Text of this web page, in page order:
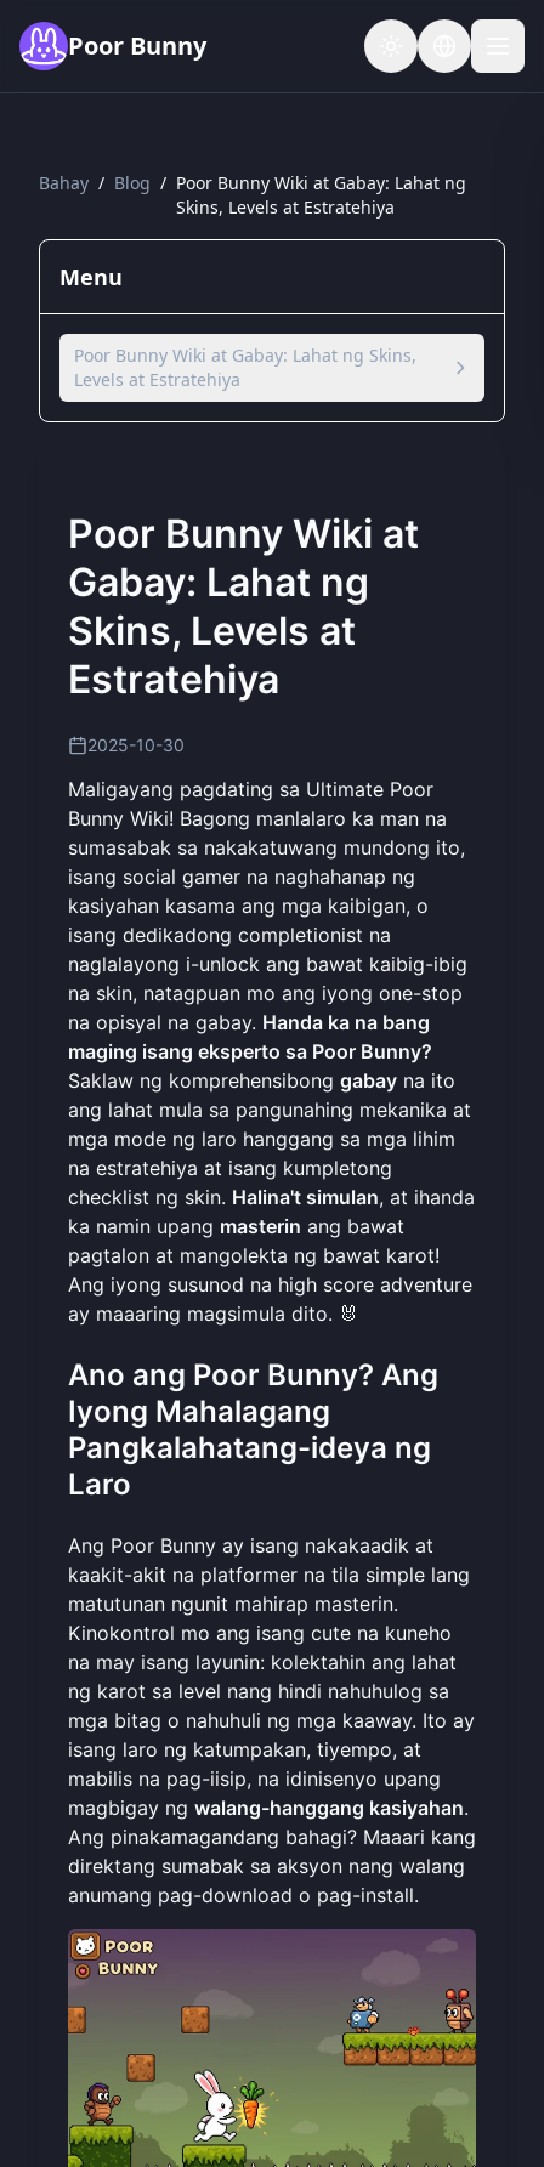
Poor Bunny
Bahay / Blog / Poor Bunny Wiki at Gabay: Lahat ng
Skins, Levels at Estratehiya
Menu
Poor Bunny Wiki at Gabay: Lahat ng Skins,
Levels at Estratehiya
Poor Bunny Wiki at
Gabay: Lahat ng
Skins, Levels at
Estratehiya
2025-10-30
Maligayang pagdating sa Ultimate Poor
Bunny Wiki! Bagong manlalaro ka man na
sumasabak sa nakakatuwang mundong ito,
isang social gamer na naghahanap ng
kasiyahan kasama ang mga kaibigan, o
isang dedikadong completionist na
naglalayong i-unlock ang bawat kaibig-ibig
na skin, natagpuan mo ang iyong one-stop
na opisyal na gabay. Handa ka na bang
maging isang eksperto sa Poor Bunny?
Saklaw ng komprehensibong gabay na ito
ang lahat mula sa pangunahing mekanika at
mga mode ng laro hanggang sa mga lihim
na estratehiya at isang kumpletong
checklist ng skin. Halina't simulan, at ihanda
ka namin upang masterin ang bawat
pagtalon at mangolekta ng bawat karot!
Ang iyong susunod na high score adventure
ay maaaring magsimula dito. 🐰
Ano ang Poor Bunny? Ang
Iyong Mahalagang
Pangkalahatang-ideya ng
Laro
Ang Poor Bunny ay isang nakakaadik at
kaakit-akit na platformer na tila simple lang
matutunan ngunit mahirap masterin.
Kinokontrol mo ang isang cute na kuneho
na may isang layunin: kolektahin ang lahat
ng karot sa level nang hindi nahuhulog sa
mga bitag o nahuhuli ng mga kaaway. Ito ay
isang laro ng katumpakan, tiyempo, at
mabilis na pag-iisip, na idinisenyo upang
magbigay ng walang-hanggang kasiyahan.
Ang pinakamagandang bahagi? Maaari kang
direktang sumabak sa aksyon nang walang
anumang pag-download o pag-install.